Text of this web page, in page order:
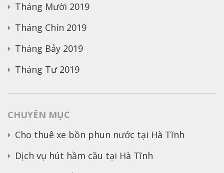
Tháng Mười 2019
Tháng Chín 2019
Tháng Bảy 2019
Tháng Tư 2019
CHUYÊN MỤC
Cho thuê xe bồn phun nước tại Hà Tĩnh
Dịch vụ hút hầm cầu tại Hà Tĩnh